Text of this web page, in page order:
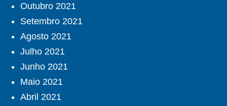
Outubro 2021
Setembro 2021
Agosto 2021
Julho 2021
Junho 2021
Maio 2021
Abril 2021